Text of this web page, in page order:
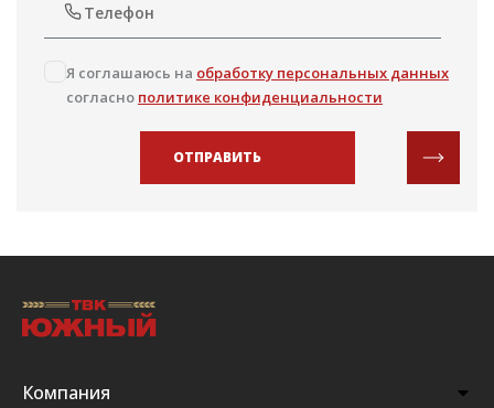
Я соглашаюсь на обработку персональных данных
согласно политике конфиденциальности
ОТПРАВИТЬ
Компания